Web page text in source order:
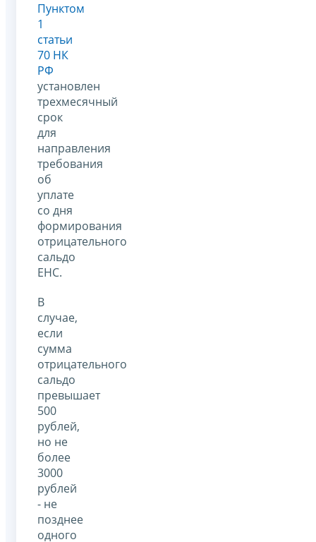
Пунктом
1
статьи
70 НК
РФ
установлен
трехмесячный
срок
для
направления
требования
об
уплате
со дня
формирования
отрицательного
сальдо
ЕНС.
В
случае,
если
сумма
отрицательного
сальдо
превышает
500
рублей,
но не
более
3000
рублей
- не
позднее
одного